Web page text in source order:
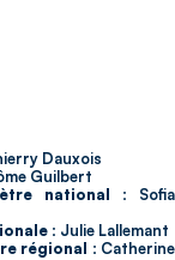
Dauxois
Guilbert
national : Sofia
: Julie Lallemant
régional : Catherine